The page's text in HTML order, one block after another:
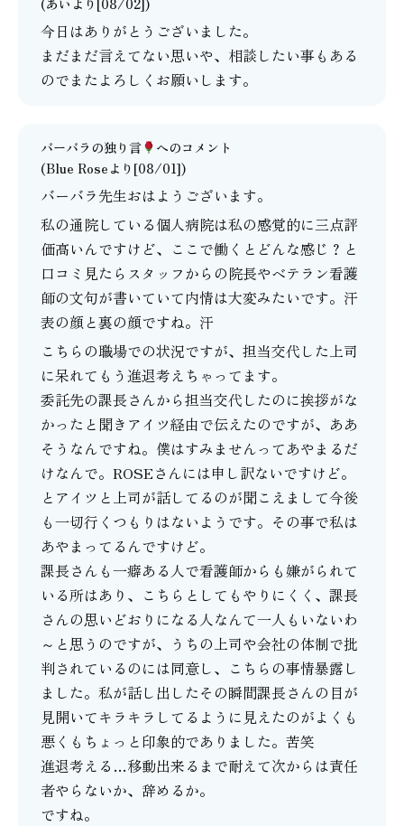
今日はありがとうございました。
まだまだ言えてない思いや、相談したい事もある
のでまたよろしくお願いします。
バーバラの独り言
へのコメント
(Blue Roseより[08/01])
バーバラ先生おはようございます。
私の通院している個人病院は私の感覚的に三点評
価高いんですけど、ここで働くとどんな感じ？と
口コミ見たらスタッフからの院長やベテラン看護
師の文句が書いていて内情は大変みたいです。汗
表の顔と裏の顔ですね。汗
こちらの職場での状況ですが、担当交代した上司
に呆れてもう進退考えちゃってます。
委託先の課長さんから担当交代したのに挨拶がな
かったと聞きアイツ経由で伝えたのですが、ああ
そうなんですね。僕はすみませんってあやまるだ
けなんで。ROSEさんには申し訳ないですけど。
とアイツと上司が話してるのが聞こえまして今後
も一切行くつもりはないようです。その事で私は
あやまってるんですけど。
課長さんも一癖ある人で看護師からも嫌がられて
いる所はあり、こちらとしてもやりにくく、課長
さんの思いどおりになる人なんて一人もいないわ
～と思うのですが、うちの上司や会社の体制で批
判されているのには同意し、こちらの事情暴露し
ました。私が話し出したその瞬間課長さんの目が
見開いてキラキラしてるように見えたのがよくも
悪くもちょっと印象的でありました。苦笑
進退考える…移動出来るまで耐えて次からは責任
者やらないか、辞めるか。
ですね。